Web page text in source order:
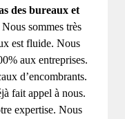
des bureaux et
Nous sommes très
est fluide. Nous
aux entreprises.
d’encombrants.
fait appel à nous.
expertise. Nous